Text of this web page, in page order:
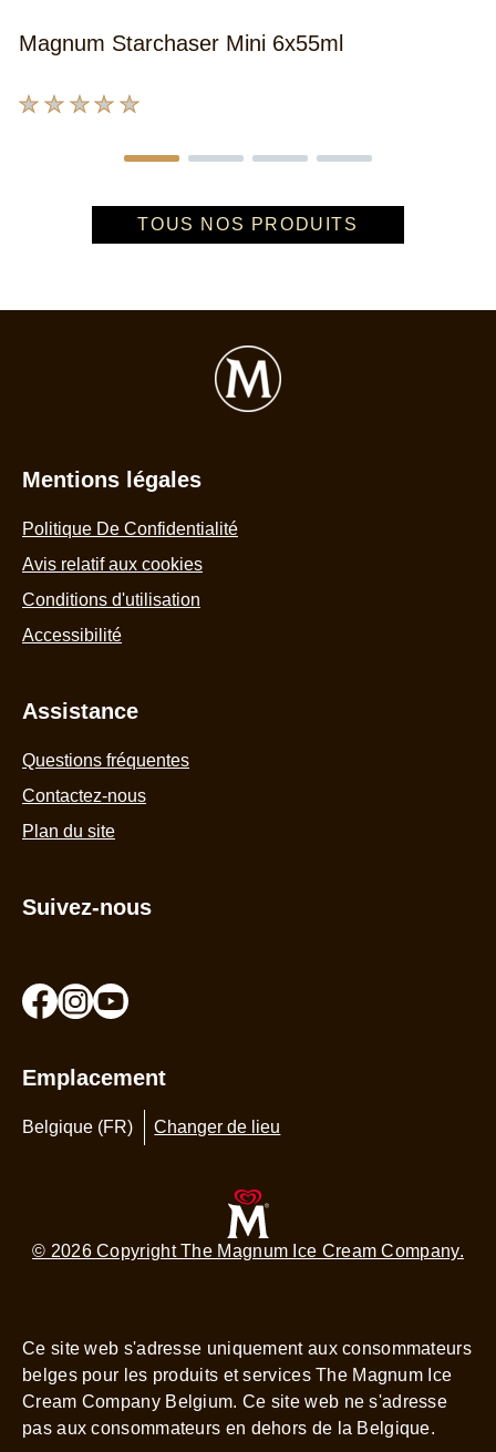
Magnum Starchaser Mini 6x55ml
Aucune
TOUS NOS PRODUITS
Mentions légales
Politique De Confidentialité
Avis relatif aux cookies
Conditions d'utilisation
Accessibilité
Assistance
Questions fréquentes
Contactez-nous
Plan du site
Suivez-nous
Emplacement
Belgique (FR) Changer de lieu
© 2026 Copyright The Magnum Ice Cream Company.
Ce site web s'adresse uniquement aux consommateurs
belges pour les produits et services The Magnum Ice
Cream Company Belgium. Ce site web ne s'adresse
pas aux consommateurs en dehors de la Belgique.